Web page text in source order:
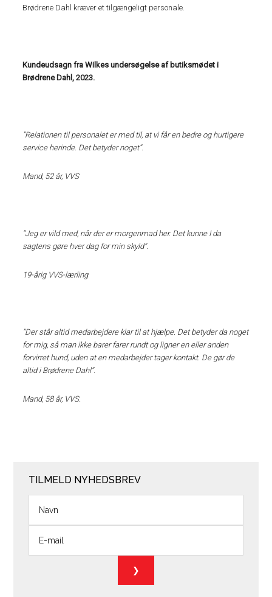
Brødrene Dahl kræver et tilgængeligt personale.
Kundeudsagn fra Wilkes undersøgelse af butiksmødet i
Brødrene Dahl, 2023.
”Relationen til personalet er med til, at vi får en bedre og hurtigere
service herinde. Det betyder noget”.
Mand, 52 år, VVS
”Jeg er vild med, når der er morgenmad her. Det kunne I da
sagtens gøre hver dag for min skyld”.
19-årig VVS-lærling
”Der står altid medarbejdere klar til at hjælpe. Det betyder da noget
for mig, så man ikke barer farer rundt og ligner en eller anden
forvirret hund, uden at en medarbejder tager kontakt. De gør de
altid i Brødrene Dahl”.
Mand, 58 år, VVS.
TILMELD NYHEDSBREV